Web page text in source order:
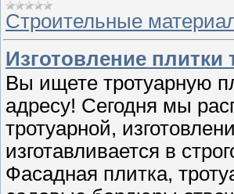
Строительные
Изготовление плитки
Вы ищете тротуарную
адресу! Сегодня мы
тротуарной,
изготавливается в
Фасадная плитка,